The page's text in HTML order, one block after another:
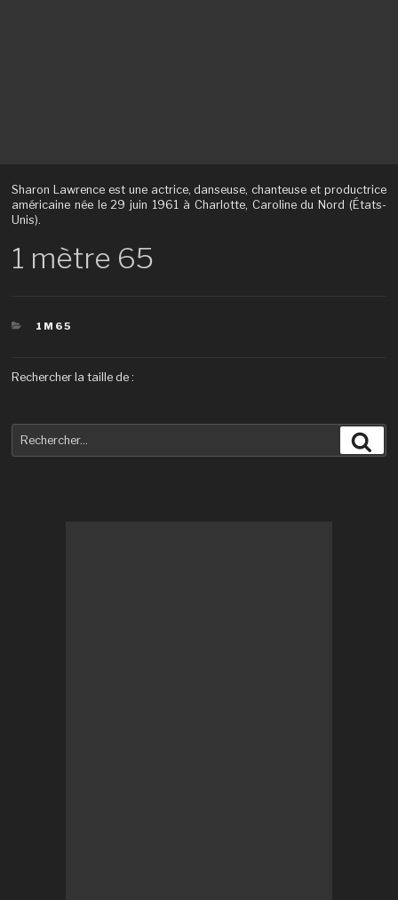
Sharon Lawrence est une actrice, danseuse, chanteuse et productrice
américaine née le 29 juin 1961 à Charlotte, Caroline du Nord (États-
Unis).
1 mètre 65
CATÉGORIES
1M65
Rechercher la taille de :
pour